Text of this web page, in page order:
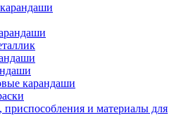
карандаши
и материалы для